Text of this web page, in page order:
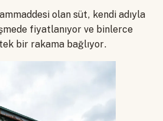
olan süt, kendi adıyla
fiyatlanıyor ve binlerce
bir rakama bağlıyor.